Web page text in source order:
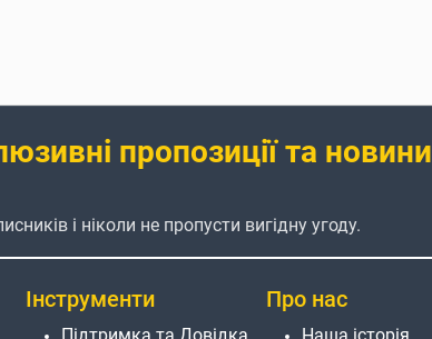
пропозиції та новини
і ніколи не пропусти вигідну угоду.
Інструменти
Підтримка та Довідка
Про нас
Наша історія